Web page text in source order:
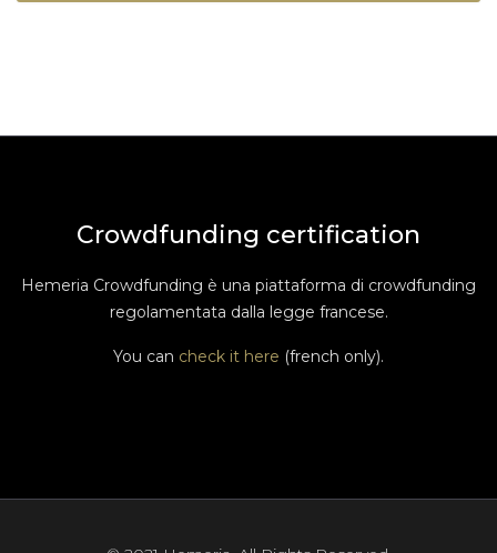
Crowdfunding certification
Hemeria Crowdfunding è una piattaforma di crowdfunding
regolamentata dalla legge francese.
You can check it here (french only).